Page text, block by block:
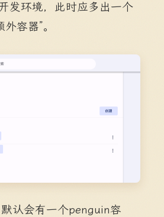
发环境，此时应多出一个
容器”。
认会有一个penguin容